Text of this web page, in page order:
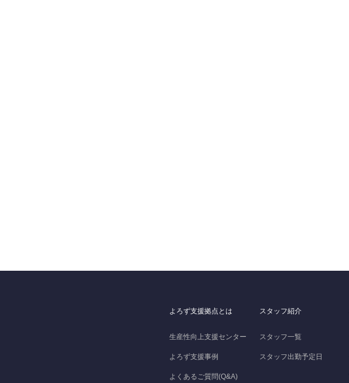
よろず支援拠点とは
生産性向上支援センター
よろず支援事例
よくあるご質問(Q&A)
スタッフ紹介
スタッフ一覧
スタッフ出勤予定日